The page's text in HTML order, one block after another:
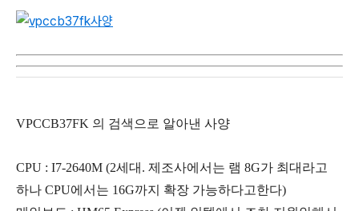
VPCCB37FK 의 검색으로 알아낸 사양
CPU : I7-2640M (2세대. 제조사에서는 램 8G가 최대라고
하나 CPU에서는 16G까지 확장 가능하다고한다)